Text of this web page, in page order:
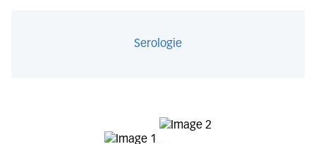
Serologie